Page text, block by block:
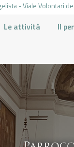
- Viale Volontari
Le attività Il
HOME
LA
IL